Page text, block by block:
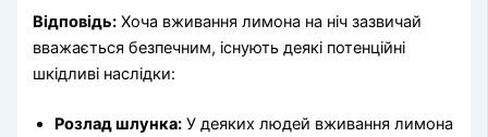
Відповідь: Хоча вживання лимона на ніч зазвичай
вважається безпечним, існують деякі потенційні
шкідливі наслідки:
Розлад шлунка: У деяких людей вживання лимона